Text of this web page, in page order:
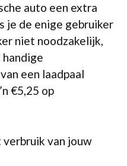
auto een extra
je de enige gebruiker
niet noodzakelijk,
een laadpaal
€5,25 op
van jouw